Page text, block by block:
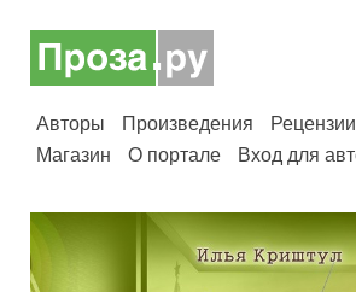
Авторы Произведения Рецензии
Магазин
О портале Вход для